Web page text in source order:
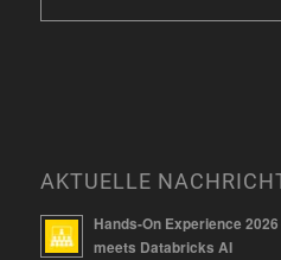
AKTUELLE
Hands-On Experience
meets Databricks AI